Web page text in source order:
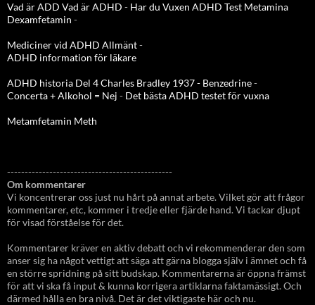
Vad är ADD Vad är ADHD - Har du Vuxen ADHD Test Metamina
Dexamfetamin -
Mediciner vid ADHD Allmänt-
ADHD information för läkare
ADHD historia Del 4 Charles Bradley 1937 - Benzedrine-
Concerta + Alkohol = Nej - Det bästa ADHD testet för vuxna
Metamfetamin Meth
-----------------------------------------------
Om kommentarer
Vi koncentrerar oss just nu hårt på annat arbete. Vilket gör att frågor
kommentarer, etc, kommer i tredje eller fjärde hand. Vi tackar djupt
för visad förståelse för det.
Kommentarer kräver en aktiv debatt och vi rekommenderar den som
anser sig ha något vettigt att säga att gärna blogga själv i ämnet och få
en större spridning på sitt budskap. Kommentarerna är öppna främst
för att vi ska få input & kunna korrigera artiklarna faktamässigt. Och
därmed hålla en bra nivå. Det är det viktigaste här och nu.